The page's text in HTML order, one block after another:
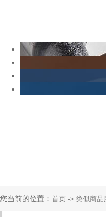
您当前的位置： 首页 -> 类似商品